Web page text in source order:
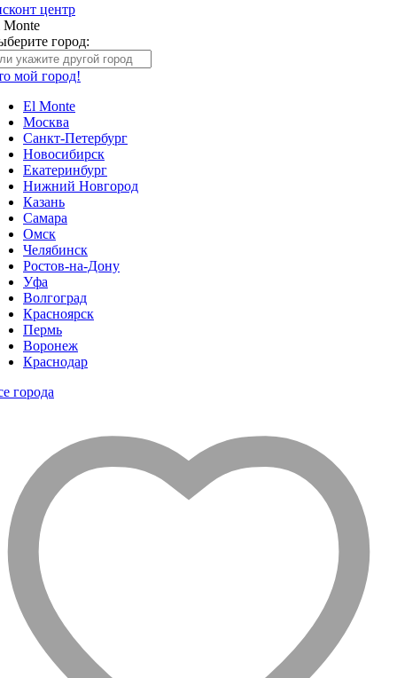
центр
Monte
город:
мой город!
El Monte
Москва
Санкт-Петербург
Новосибирск
Екатеринбург
Нижний Новгород
Казань
Самара
Омск
Челябинск
Ростов-на-Дону
Уфа
Волгоград
Красноярск
Пермь
Воронеж
Краснодар
города